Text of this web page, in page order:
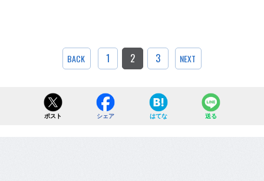
BACK 1 2 3 NEXT
ポスト シェア はてな 送る